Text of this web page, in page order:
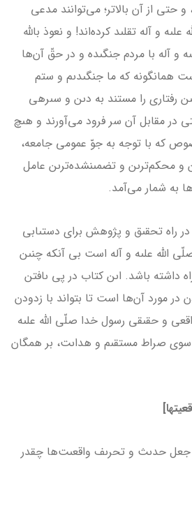
حتى از آن بالاتر؛ مى‌توانند مدعى
و آله تقلىد كرده‌اند! و نعوذ بالله
و آله با مردم جنگىده و در حقّ آن‌ها
همان­گونه كه ما جنگىدىم و ستم
رفتارى را مستند به دىن و سىره­ى
در مقابل آن سر فرود مى‌آورند و هىچ
كه با توجه به جوّ عمومى جامعه،
و محكم‌ترىن و تضمىن­شده‌ترىن عامل
به شمار مى‌آمد.
راه تحقىق‌ و پژوهش‌ براى دستىابى
الله علىه و آله است بى آنكه چنىن
داشته باشد. اىن كتاب در پى ىافتن
مورد آن‌ها است تا بتواند با زدودن
و حقىقى رسول خدا صلّى الله علىه
سوى صراط مستقىم و هداىت، بر همگان
حدىث و تحرىف واقعىت‌ها چقدر